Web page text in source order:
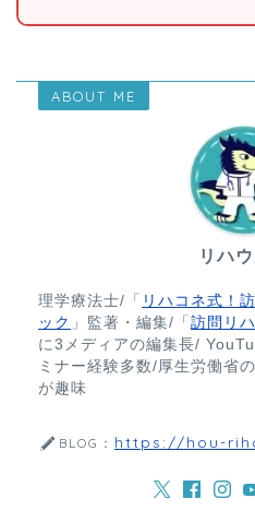
ABOUT ME
リハ
理学療法士/「 リハコネ式！
ック 」監著・編集/「 訪問リ
に3メディアの編集長/
ミナー経験多数/厚生労働省
が趣味
BLOG： https://hou-